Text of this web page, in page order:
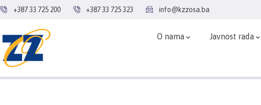
+387 33 725 200 +387 33 725 323 info@kzzosa.ba
O nama Javnost rada